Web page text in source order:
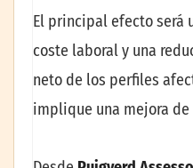
El principal efecto será
coste laboral y una
neto de los perfiles
implique una mejora